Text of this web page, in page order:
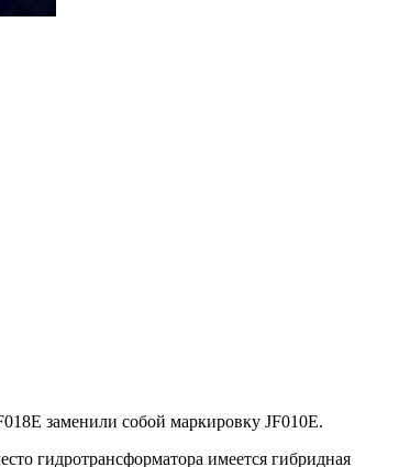
заменили собой маркировку JF010E.
гидротрансформатора имеется гибридная